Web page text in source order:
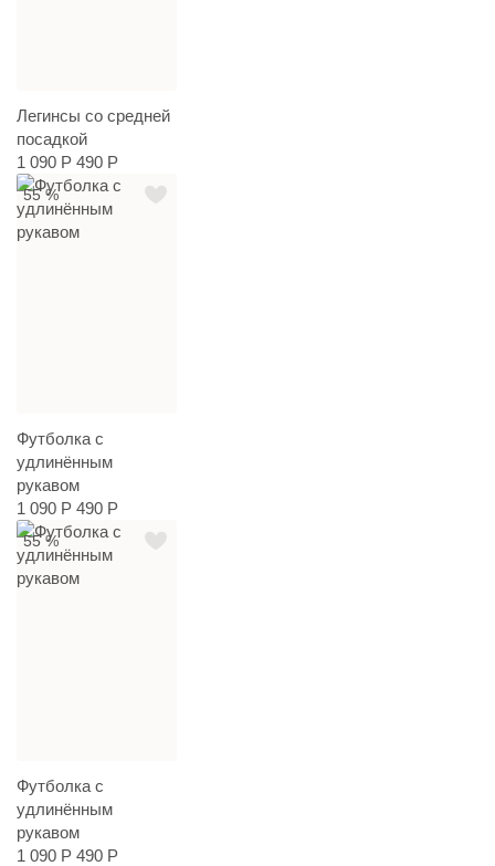
Легинсы со средней
посадкой
1 090 Р 490 Р
55 %
Футболка с
удлинённым
рукавом
1 090 Р 490 Р
55 %
Футболка с
удлинённым
рукавом
1 090 Р 490 Р